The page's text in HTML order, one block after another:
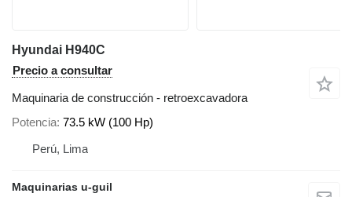
Hyundai H940C
Precio a consultar
Maquinaria de construcción - retroexcavadora
Potencia 73.5 kW (100 Hp)
Perú, Lima
Maquinarias u-guil